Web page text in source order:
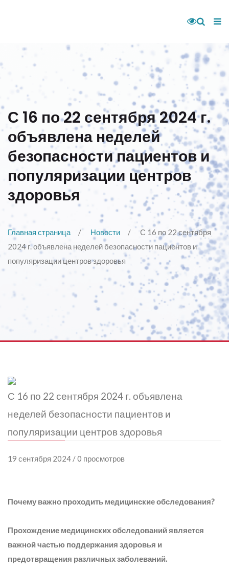
С 16 по 22 сентября 2024 г.
объявлена неделей
безопасности пациентов и
популяризации центров
здоровья
Главная страница Новости
С 16 по 22 сентября
2024 г. объявлена неделей безопасности пациентов и
популяризации центров здоровья
С 16 по 22 сентября 2024 г. объявлена
неделей безопасности пациентов и
популяризации центров здоровья
19 сентября 2024 / 0 просмотров
Почему важно проходить медицинские обследования?
Прохождение медицинских обследований является
важной частью поддержания здоровья и
предотвращения различных заболеваний.